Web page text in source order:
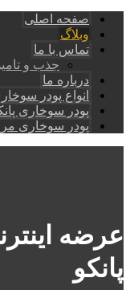
صفحه اصلی
وبلاگ
تماس با ما
جذب و
درباره ما
انواع پودر
پودر سوخاری
پودر سوخاری
عرضه
پانکو